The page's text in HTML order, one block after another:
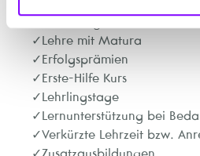
Hervorragende
Lehre mit Matura
Erfolgsprämien
Erste-Hilfe Kurs
Lehrlingstage
Lernunterstützung bei
Verkürzte Lehrzeit bzw.